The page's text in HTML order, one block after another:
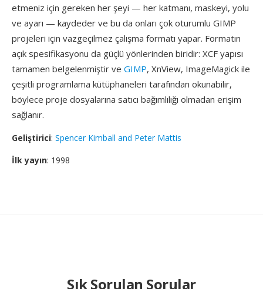
etmeniz için gereken her şeyi — her katmanı, maskeyi, yolu
ve ayarı — kaydeder ve bu da onları çok oturumlu GIMP
projeleri için vazgeçilmez çalışma formatı yapar. Formatın
açık spesifikasyonu da güçlü yönlerinden biridir: XCF yapısı
tamamen belgelenmiştir ve GIMP, XnView, ImageMagick ile
çeşitli programlama kütüphaneleri tarafından okunabilir,
böylece proje dosyalarına satıcı bağımlılığı olmadan erişim
sağlanır.
Geliştirici: Spencer Kimball and Peter Mattis
İlk yayın: 1998
Sık Sorulan Sorular